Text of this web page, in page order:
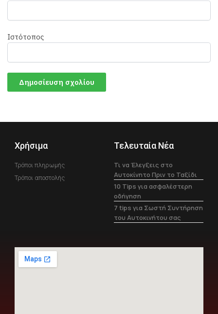
Ιστότοπος
Χρήσιμα
Τρόποι πληρωμής
Τρόποι αποστολής
Τελευταία Νέα
Τι να Έλεγξεις στο
Αυτοκίνητο Πριν το Ταξίδι
10 Tips για ασφαλέστερη
οδήγηση
7 tips για Σωστή Συντήρηση
του Αυτοκινήτου σας